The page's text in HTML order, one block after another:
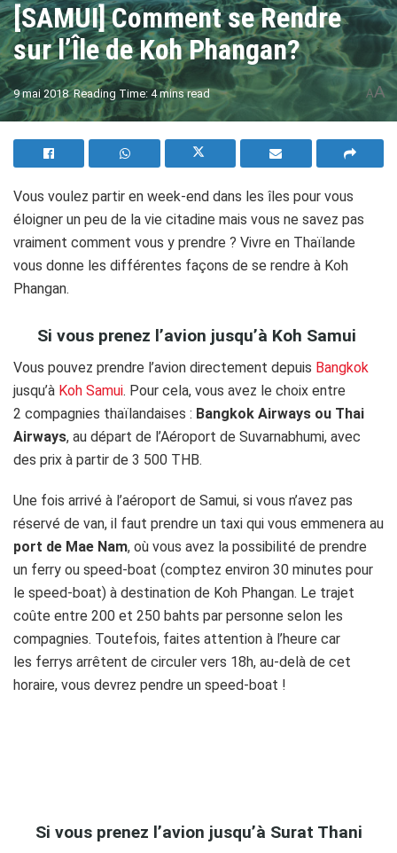
[SAMUI] Comment se Rendre
sur l’Île de Koh Phangan?
9 mai 2018 Reading Time: 4 mins read AA
Vous voulez partir en week-end dans les îles pour vous
éloigner un peu de la vie citadine mais vous ne savez pas
vraiment comment vous y prendre ? Vivre en Thaïlande
vous donne les différentes façons de se rendre à Koh
Phangan.
Si vous prenez l’avion jusqu’à Koh Samui
Vous pouvez prendre l’avion directement depuis Bangkok
jusqu’à Koh Samui. Pour cela, vous avez le choix entre
2 compagnies thaïlandaises : Bangkok Airways ou Thai
Airways, au départ de l’Aéroport de Suvarnabhumi, avec
des prix à partir de 3 500 THB.
Une fois arrivé à l’aéroport de Samui, si vous n’avez pas
réservé de van, il faut prendre un taxi qui vous emmenera au
port de Mae Nam, où vous avez la possibilité de prendre
un ferry ou speed-boat (comptez environ 30 minutes pour
le speed-boat) à destination de Koh Phangan. Le trajet
coûte entre 200 et 250 bahts par personne selon les
compagnies. Toutefois, faites attention à l’heure car
les ferrys arrêtent de circuler vers 18h, au-delà de cet
horaire, vous devrez pendre un speed-boat !
Si vous prenez l’avion jusqu’à Surat Thani